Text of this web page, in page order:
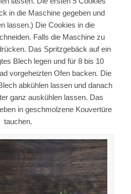
in die Maschine gegeben und
lassen.) Die Cookies in die
Falls die Maschine zu
Das Spritzgebäck auf ein
Blech legen und für 8 bis 10
vorgeheizten Ofen backen. Die
abkühlen lassen und danach
ganz auskühlen lassen. Das
in geschmolzene Kouvertüre
tauchen.